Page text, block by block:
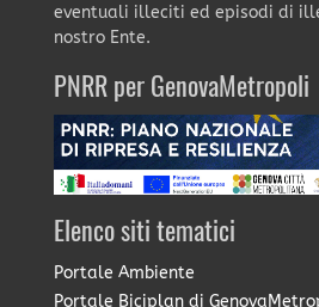
eventuali illeciti ed episodi di
nostro Ente.
PNRR per GenovaMetropoli
Elenco siti tematici
Portale Ambiente
Portale Biciplan di